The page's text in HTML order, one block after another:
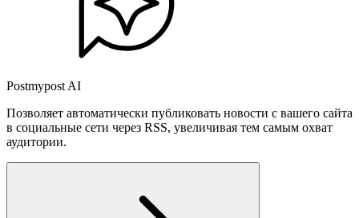
Postmypost AI
Позволяет автоматически публиковать новости с вашего сайта
в социальные сети через RSS, увеличивая тем самым охват
аудитории.